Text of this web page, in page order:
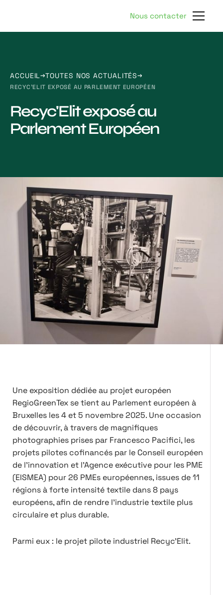
Nous contacter
ACCUEIL TOUTES NOS ACTUALITÉS
RECYC'ELIT EXPOSÉ AU PARLEMENT EUROPÉEN
Recyc'Elit exposé au
Parlement Européen
Une exposition dédiée au projet européen
RegioGreenTex se tient au Parlement européen à
Bruxelles les 4 et 5 novembre 2025. Une occasion
de découvrir, à travers de magnifiques
photographies prises par Francesco Pacifici, les
projets pilotes cofinancés par le Conseil européen
de l'innovation et l'Agence exécutive pour les PME
(EISMEA) pour 26 PMEs européennes, issues de 11
régions à forte intensité textile dans 8 pays
européens, afin de rendre l'industrie textile plus
circulaire et plus durable.
Parmi eux : le projet pilote industriel Recyc'Elit.